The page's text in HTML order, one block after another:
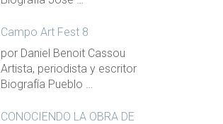
Campo Art Fest 8
por Daniel Benoit Cassou
Artista, periodista y escritor
Biografía Pueblo …
CONOCIENDO LA OBRA DE